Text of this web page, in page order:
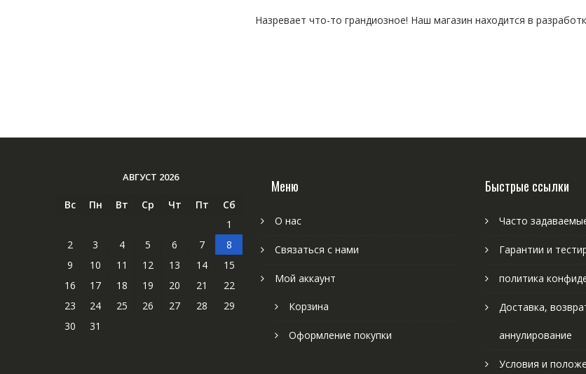
Назревает что-то грандиозное! Наш магазин находится в
АВГУСТ 2026
Вс Пн Вт Ср Чт Пт
Сб
1
2
3 4 5 6 7
8
9
10 11 12 13 14
15
16
17 18 19 20 21
22
23
24 25 26 27 28
29
30
31
Меню
О нас
Связаться с нами
Мой аккаунт
Корзина
Оформление покупки
Быстрые ссылки
Часто
Гарантии и
политика
Доставка,
аннулирование
Условия и